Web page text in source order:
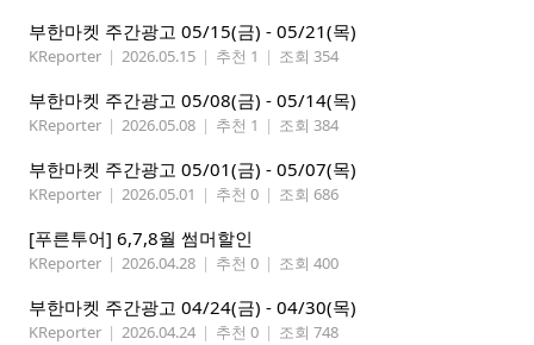
부한마켓 주간광고 05/15(금) - 05/21(목)
KReporter | 2026.05.15 | 추천 1 | 조회 354
부한마켓 주간광고 05/08(금) - 05/14(목)
KReporter | 2026.05.08 | 추천 1 | 조회 384
부한마켓 주간광고 05/01(금) - 05/07(목)
KReporter | 2026.05.01 | 추천 0 | 조회 686
[푸른투어] 6,7,8월 썸머할인
KReporter | 2026.04.28 | 추천 0 | 조회 400
부한마켓 주간광고 04/24(금) - 04/30(목)
KReporter | 2026.04.24 | 추천 0 | 조회 748